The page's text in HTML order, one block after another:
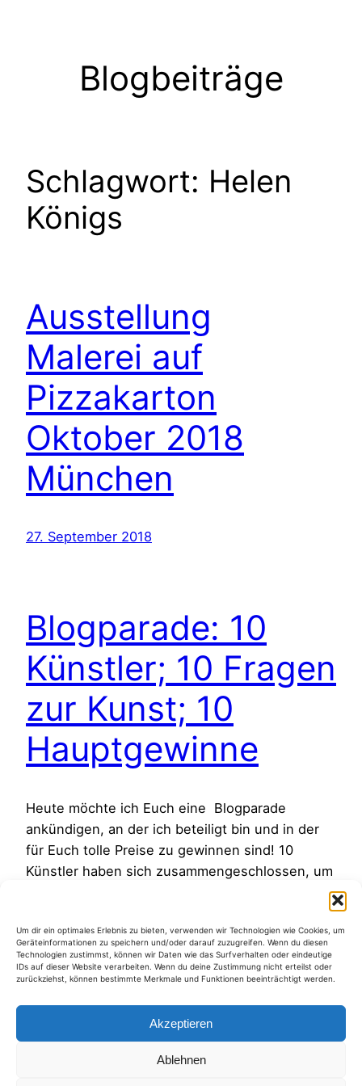
Um dir ein optimales Erlebnis zu bieten, verwenden wir Technologien wie Cookies, um
Geräteinformationen zu speichern und/oder darauf zuzugreifen. Wenn du diesen
Technologien zustimmst, können wir Daten wie das Surfverhalten oder eindeutige
IDs auf dieser Website verarbeiten. Wenn du deine Zustimmung nicht erteilst oder
zurückziehst, können bestimmte Merkmale und Funktionen beeinträchtigt werden.
Akzeptieren
Ablehnen
Blogbeiträge
Schlagwort: Helen
Königs
Ausstellung
Malerei auf
Pizzakarton
Oktober 2018
München
27. September 2018
Blogparade: 10
Künstler; 10 Fragen
zur Kunst; 10
Hauptgewinne
Heute möchte ich Euch eine Blogparade
ankündigen, an der ich beteiligt bin und in der
für Euch tolle Preise zu gewinnen sind! 10
Künstler haben sich zusammengeschlossen, um
für die Teilnehmenden, verlost jeder Künstler in
Eigenregie ein Bild von sich…
11. April 2011